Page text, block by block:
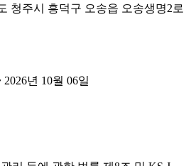
청주시 흥덕구 오송읍 오송생명2로
2026년 10월 06일